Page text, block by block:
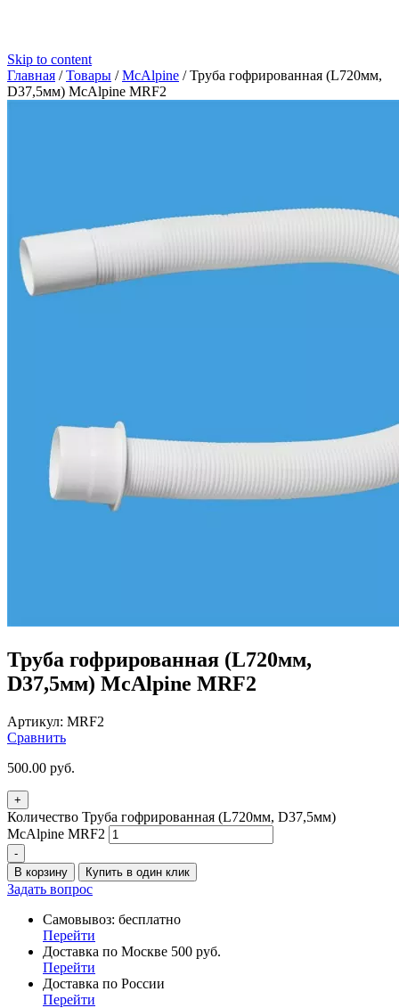
Skip to content
Главная /Товары /McAlpine /Труба гофрированная (L720мм,
D37,5мм) McAlpine MRF2
Труба гофрированная (L720мм,
D37,5мм) McAlpine MRF2
Артикул: MRF2
Сравнить
500.00 руб.
+
Количество Труба гофрированная (L720мм, D37,5мм)
McAlpine MRF2
-
В корзину
Купить в один клик
Задать вопрос
Самовывоз: бесплатно
Перейти
Доставка по Москве 500 руб.
Перейти
Доставка по России
Перейти